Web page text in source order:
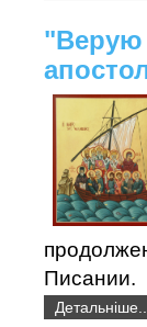
Писании.
Детальніше...